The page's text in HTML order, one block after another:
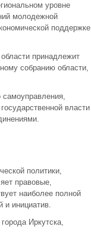
уровне
молодежной
поддержке
принадлежит
собранию области,
самоуправления,
власти
политики,
правовые,
наиболее полной
и инициатив.
Иркутска,